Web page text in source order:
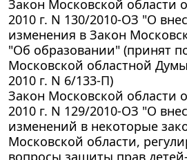
Закон Московской области
2010 г. N 130/2010-ОЗ "О
изменения в Закон
"Об образовании" (принят
Московской областной
2010 г. N 6/133-П)
Закон Московской области
2010 г. N 129/2010-ОЗ "О
изменений в некоторые
Московской области,
вопросы защиты прав